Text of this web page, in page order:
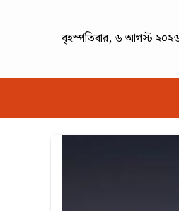
বৃহস্পতিবার, ৬ আগস্ট